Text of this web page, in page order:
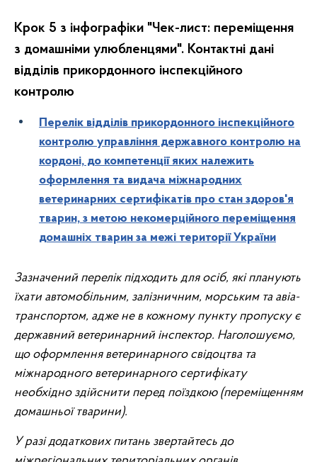
Крок 5 з інфографіки "Чек-лист: переміщення
з домашніми улюбленцями". Контактні дані
відділів прикордонного інспекційного
контролю
Перелік відділів прикордонного інспекційного
контролю управління державного контролю на
кордоні, до компетенції яких належить
оформлення та видача міжнародних
ветеринарних сертифікатів про стан здоров'я
тварин, з метою некомерційного переміщення
домашніх тварин за межі території України
Зазначений перелік підходить для осіб, які планують
їхати автомобільним, залізничним, морським та авіа-
транспортом, адже не в кожному пункту пропуску є
державний ветеринарний інспектор. Наголошуємо,
що оформлення ветеринарного свідоцтва та
міжнародного ветеринарного сертифікату
необхідно здійснити перед поїздкою (переміщенням
домашньої тварини).
У разі додаткових питань звертайтесь до